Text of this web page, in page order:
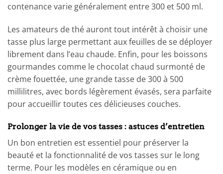
contenance varie généralement entre 300 et 500 ml.
Les amateurs de thé auront tout intérêt à choisir une
tasse plus large permettant aux feuilles de se déployer
librement dans l’eau chaude. Enfin, pour les boissons
gourmandes comme le chocolat chaud surmonté de
crème fouettée, une grande tasse de 300 à 500
millilitres, avec bords légèrement évasés, sera parfaite
pour accueillir toutes ces délicieuses couches.
Prolonger la vie de vos tasses : astuces d’entretien
Un bon entretien est essentiel pour préserver la
beauté et la fonctionnalité de vos tasses sur le long
terme. Pour les modèles en céramique ou en